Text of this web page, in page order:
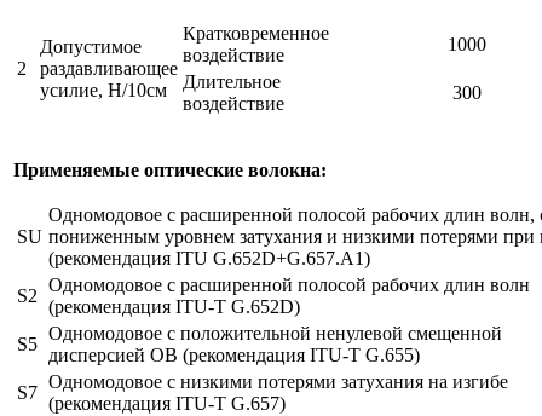
2
Допустимое
раздавливающее
усилие, Н/10см
Кратковременное
воздействие
1000
Длительное
воздействие
300
Применяемые оптические волокна:
SU
Одномодовое с расширенной полосой рабочих длин волн,
пониженным уровнем затухания и низкими потерями при
(рекомендация ITU G.652D+G.657.A1)
S2
Одномодовое с расширенной полосой рабочих длин волн
(рекомендация ITU-T G.652D)
S5
Одномодовое с положительной ненулевой смещенной
дисперсией ОВ (рекомендация ITU-T G.655)
S7
Одномодовое с низкими потерями затухания на изгибе
(рекомендация ITU-T G.657)